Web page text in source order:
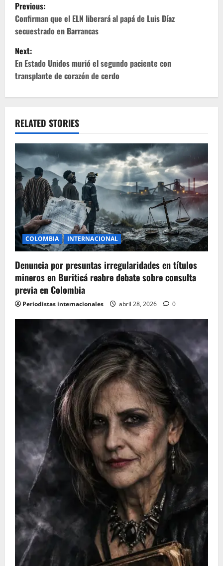
o
s
t
n
v
i
g
a
t
i
o
n
Previous:
Confirman que el ELN liberará al papá de Luis Díaz
secuestrado en Barrancas
Next:
En Estado Unidos murió el segundo paciente con
transplante de corazón de cerdo
RELATED STORIES
COLOMBIA INTERNACIONAL
Denuncia por presuntas irregularidades en títulos
mineros en Buriticá reabre debate sobre consulta
previa en Colombia
Periodistas internacionales abril 28, 2026 0